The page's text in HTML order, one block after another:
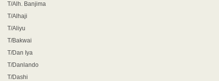
T/Alh. Banjima
T/Alhaji
T/Aliyu
T/Bakwai
T/Dan Iya
T/Danlando
T/Dashi